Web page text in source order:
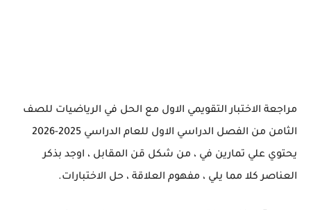
مراجعة الاختبار التقويمي الاول مع الحل في الرياضيات للصف
الثامن من الفصل الدراسي الاول للعام الدراسي 2025-2026
يحتوي علي تمارين في ، من شكل قن المقابل ، اوجد بذكر
العناصر كلا مما يلي ، مفهوم العلاقة ، حل الاختبارات.